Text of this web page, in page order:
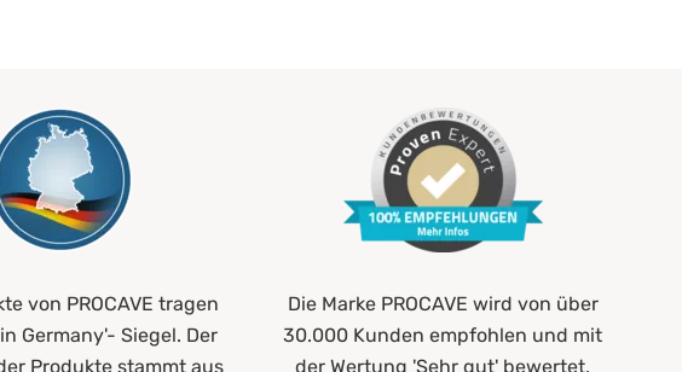
von PROCAVE tragen
Germany'- Siegel. Der
Produkte stammt aus
Die Marke PROCAVE wird von über
30.000 Kunden empfohlen und mit
der Wertung 'Sehr gut' bewertet.